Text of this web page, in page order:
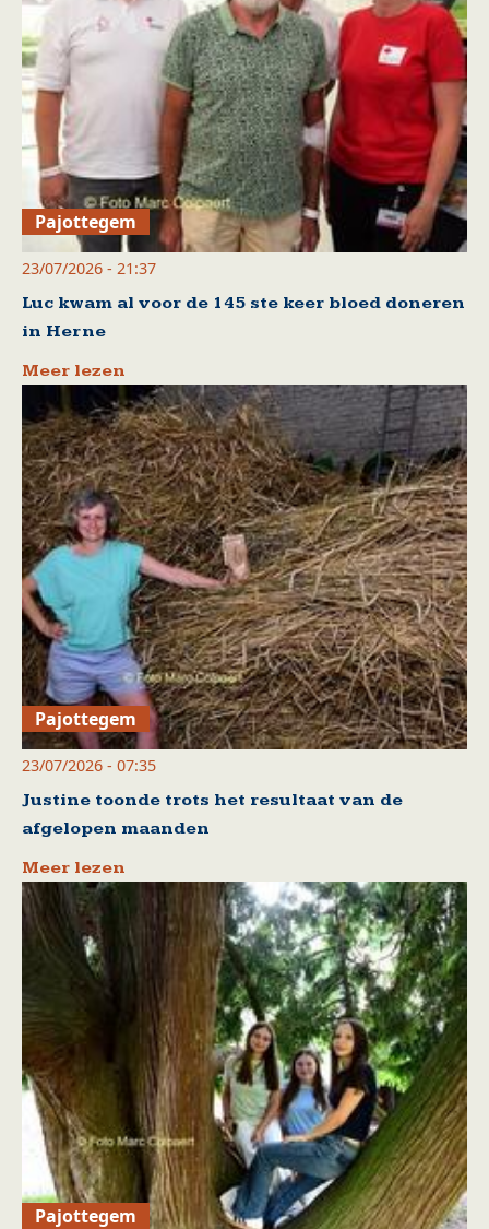
Pajottegem
23/07/2026 - 21:37
Luc kwam al voor de 145 ste keer bloed doneren
in Herne
Meer lezen
Pajottegem
23/07/2026 - 07:35
Justine toonde trots het resultaat van de
afgelopen maanden
Meer lezen
Pajottegem